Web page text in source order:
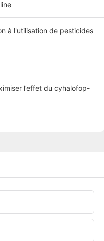
à l'utilisation de pesticides
l’effet du cyhalofop-